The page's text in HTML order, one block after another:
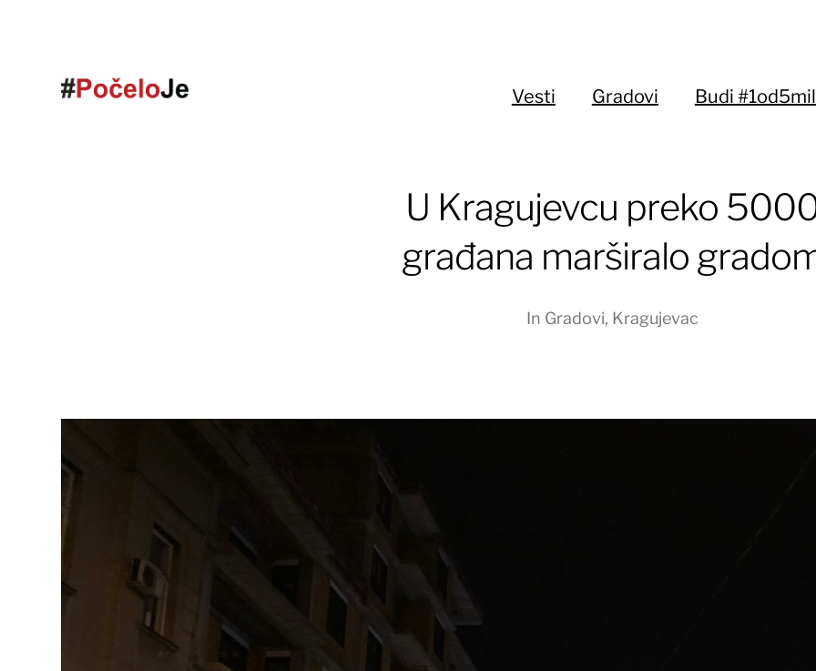
Vesti Gradovi Budi
U Kragujevcu preko
građana marširalo
In Gradovi, Kragujevac